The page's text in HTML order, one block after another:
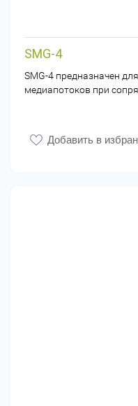
SMG-4
SMG-4 предназначен
медиапотоков при
Добавить в